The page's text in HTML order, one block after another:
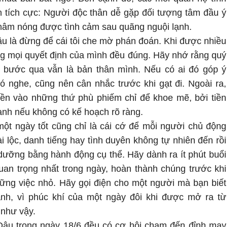
tích cực: Người độc thân dễ gặp đối tượng tâm đầu ý
nóng được tình cảm sau quãng nguội lạnh.
là đừng để cái tôi che mờ phán đoán. Khi được nhiều
mọi quyết định của mình đều đúng. Hãy nhớ rằng quý
qua vẫn là bản thân mình. Nếu có ai đó góp ý
nghe, cũng nên cân nhắc trước khi gạt đi. Ngoài ra,
vào những thứ phù phiếm chỉ để khoe mẽ, bởi tiền
nếu không có kế hoạch rõ ràng.
ngày tốt cũng chỉ là cái cớ để mỗi người chủ động
lộc, danh tiếng hay tình duyên không tự nhiên đến rồi
bằng hành động cụ thể. Hãy dành ra ít phút buổi
trọng nhất trong ngày, hoàn thành chúng trước khi
việc nhỏ. Hãy gọi điện cho một người mà bạn biết
vì phúc khí của một ngày đôi khi được mở ra từ
vậy.